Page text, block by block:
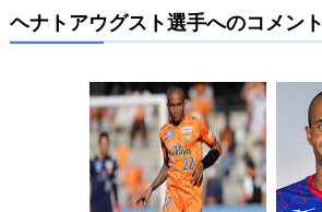
ヘナトアウグスト選手へのコメント